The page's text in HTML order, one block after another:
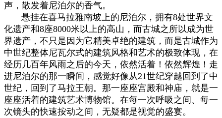
声，散发着尼泊尔的香气。
悬挂在喜马拉雅南坡上的尼泊尔，拥有8处世界文
化遗产和8座8000米以上的高山，而古城之所以成为世
界遗产，不只是因为它精美卓绝的建筑，而是古城作为
中世纪整体尼瓦尔式的建筑风格和艺术的极致体现，在
经历几百年风雨之后的今天，依然活着！依然辉煌！走
进尼泊尔的那一瞬间，感觉好像从21世纪穿越回到了中
世纪，回到了马拉王朝。那一座座宫殿和神庙，就是一
座座活着的建筑艺术博物馆。在每一次呼吸之间、每一
次镜头的快速按动之间，无疑都是视觉的盛宴。